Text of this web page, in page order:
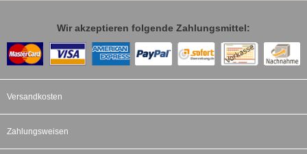
Wir akzeptieren folgende Zahlungsmittel:
Versandkosten
Zahlungsweisen